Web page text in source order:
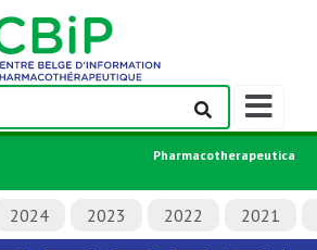
Afficher/
la
de
navigation
Pharmacotherapeutica
2024 2023 2022 2021